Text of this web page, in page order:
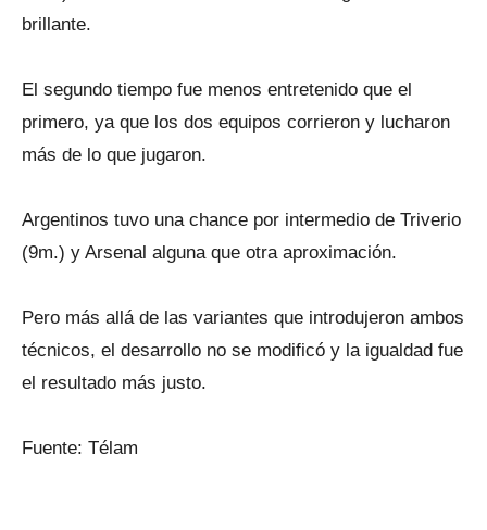
brillante.
El segundo tiempo fue menos entretenido que el
primero, ya que los dos equipos corrieron y lucharon
más de lo que jugaron.
Argentinos tuvo una chance por intermedio de Triverio
(9m.) y Arsenal alguna que otra aproximación.
Pero más allá de las variantes que introdujeron ambos
técnicos, el desarrollo no se modificó y la igualdad fue
el resultado más justo.
Fuente: Télam